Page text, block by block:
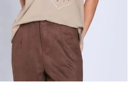
G
M
XGG
ADICIONAR À SACOLA